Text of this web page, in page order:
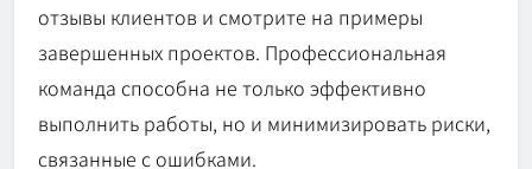
отзывы клиентов и смотрите на примеры
завершенных проектов. Профессиональная
команда способна не только эффективно
выполнить работы, но и минимизировать риски,
связанные с ошибками.